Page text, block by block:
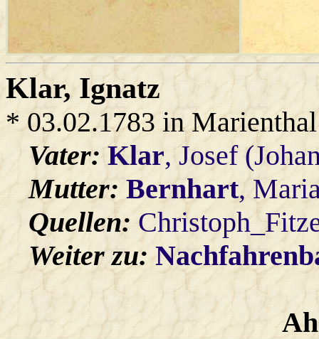
Klar, Ignatz
* 03.02.1783 in Marienthal
Vater:Klar, Josef
Mutter: Bernhart,
Quellen:
Weiter zu: